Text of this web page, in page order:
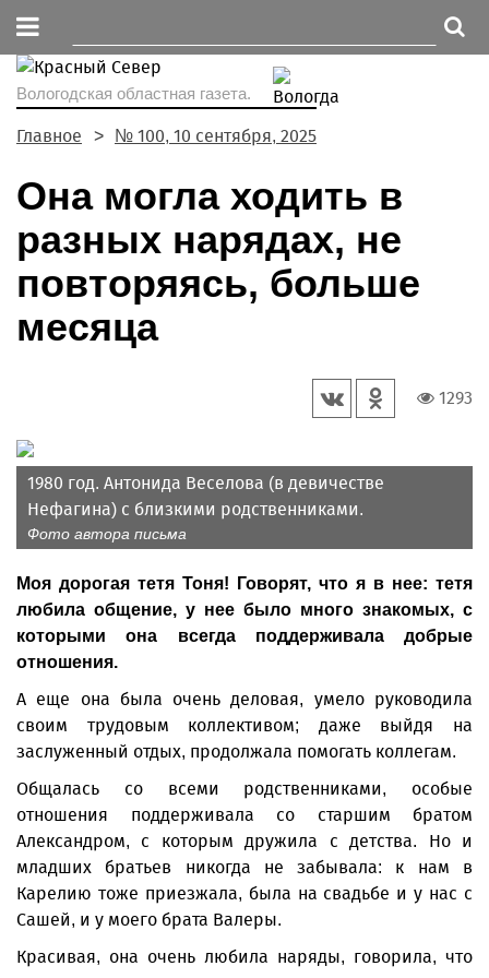
Вологодская областная газета.
Главное № 100, 10 сентября, 2025
Она могла ходить в
разных нарядах, не
повторяясь, больше
месяца
1293
1980 год. Антонида Веселова (в девичестве
Нефагина) с близкими родственниками.
Фото автора письма
Моя дорогая тетя Тоня! Говорят, что я в нее: тетя
любила общение, у нее было много знакомых, с
которыми она всегда поддерживала добрые
отношения.
А еще она была очень деловая, умело руководила
своим трудовым коллективом; даже выйдя на
заслуженный отдых, продолжала помогать коллегам.
Общалась со всеми родственниками, особые
отношения поддерживала со старшим братом
Александром, с которым дружила с детства. Но и
младших братьев никогда не забывала: к нам в
Карелию тоже приезжала, была на свадьбе и у нас с
Сашей, и у моего брата Валеры.
Красивая, она очень любила наряды, говорила, что